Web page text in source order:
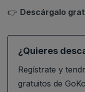
👉 Descárgalo
¿Quieres
Regístrate y
gratuitos de